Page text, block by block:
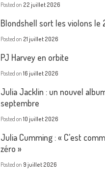
Posted on 22 juillet 2026
Blondshell sort les violons le
Posted on 21 juillet 2026
PJ Harvey en orbite
Posted on 16 juillet 2026
Julia Jacklin : un nouvel
septembre
Posted on 10 juillet 2026
Julia Cumming : « C’est
zéro »
Posted on 9 juillet 2026